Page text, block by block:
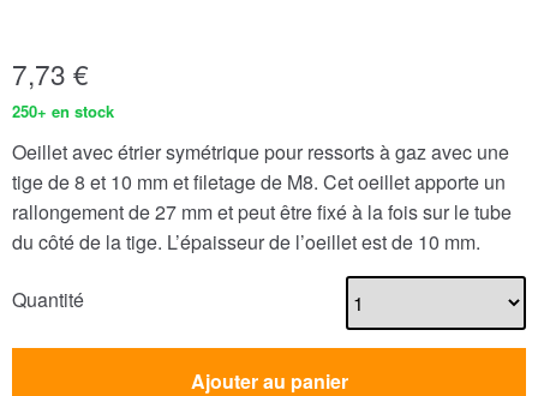
FAQ
7,73 €
250+ en stock
Oeillet avecétriersymétrique pour ressorts à gaz avec une
tige de 8 et 10 mm et filetage de M8. Cet oeillet apporte un
rallongement de 27 mm et peut être fixé à la fois sur le tube
du côté de la tige. L’épaisseur de l’oeillet est de 10 mm.
Quantité
Ajouter au panier